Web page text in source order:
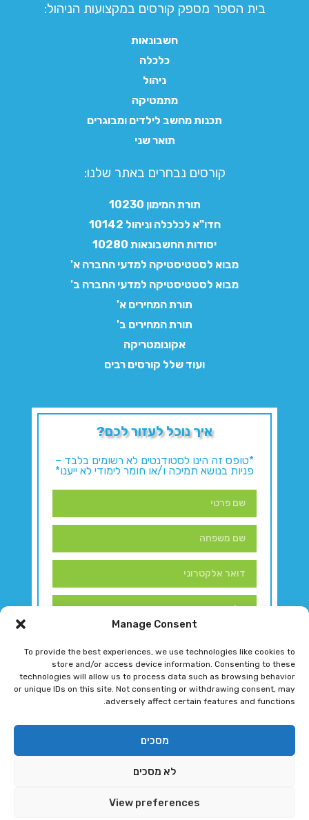
Manage Consent
To provide the best experiences, we use technologies like cookies to
store and/or access device information. Consenting to these
technologies will allow us to process data such as browsing behavior
or unique IDs on this site. Not consenting or withdrawing consent, may
adversely affect certain features and functions.
מסכים
לא מסכים
View preferences
בית הספר מספק קורסים במקצועות הניהול:
חשבונאות
כלכלה
ניהול
מתמטיקה
תכנות מחשב לילדים ומבוגרים
תואר שני
קורסים נבחרים באתר שלנו:​
תורת המימון 10230
חדו"א לכלכלה וניהול 10142
יסודות החשבונאות 10280
מבוא לסטטיסטיקה למדעי החברה א'
מבוא לסטטיסטיקה למדעי החברה ב'
תורת המחירים א'
תורת המחירים ב'
אקונומטריקה
ועוד שלל קורסים רבים
איך נוכל לעזור לכם?
*טופס זה הינו לסטודנטים לא רשומים בלבד –
פניות בנושא תמיכה ו/או חומר לימודי לא ייענו*